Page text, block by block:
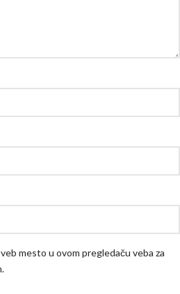
mesto u ovom pregledaču veba za